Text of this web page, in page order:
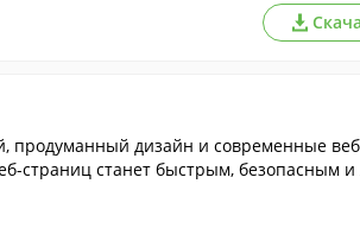
дизайн и современные
страниц станет быстрым, безопасным и